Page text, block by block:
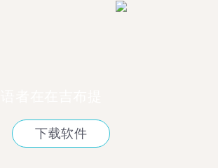
下载软件